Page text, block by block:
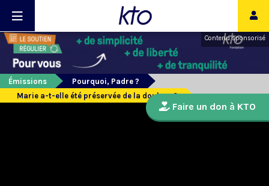
Contenu sponsorisé
Émissions
Pourquoi, Padre ?
Marie a-t-elle été préservée de la douleur ?
Faire un don à KTO